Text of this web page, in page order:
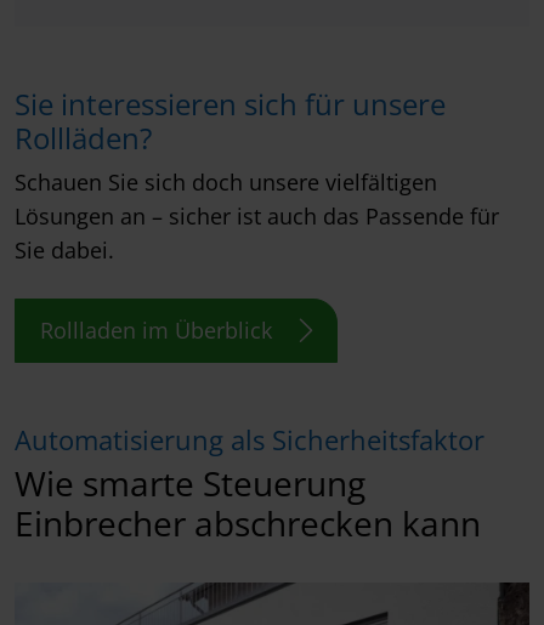
Sie interessieren sich für unsere
Rollläden?
Schauen Sie sich doch unsere vielfältigen
Lösungen an – sicher ist auch das Passende für
Sie dabei.
Rollladen im Überblick
Automatisierung als Sicherheitsfaktor
Wie smarte Steuerung
Einbrecher abschrecken kann